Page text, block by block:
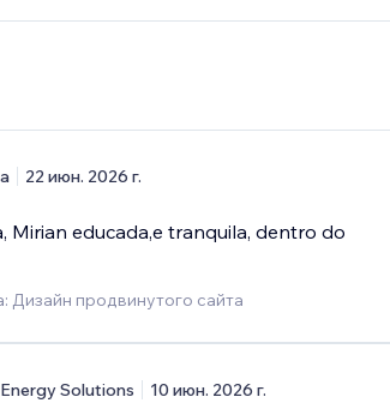
22 июн. 2026 г.
Mirian educada,e tranquila, dentro do
Дизайн продвинутого сайта
Solutions 10 июн. 2026 г.